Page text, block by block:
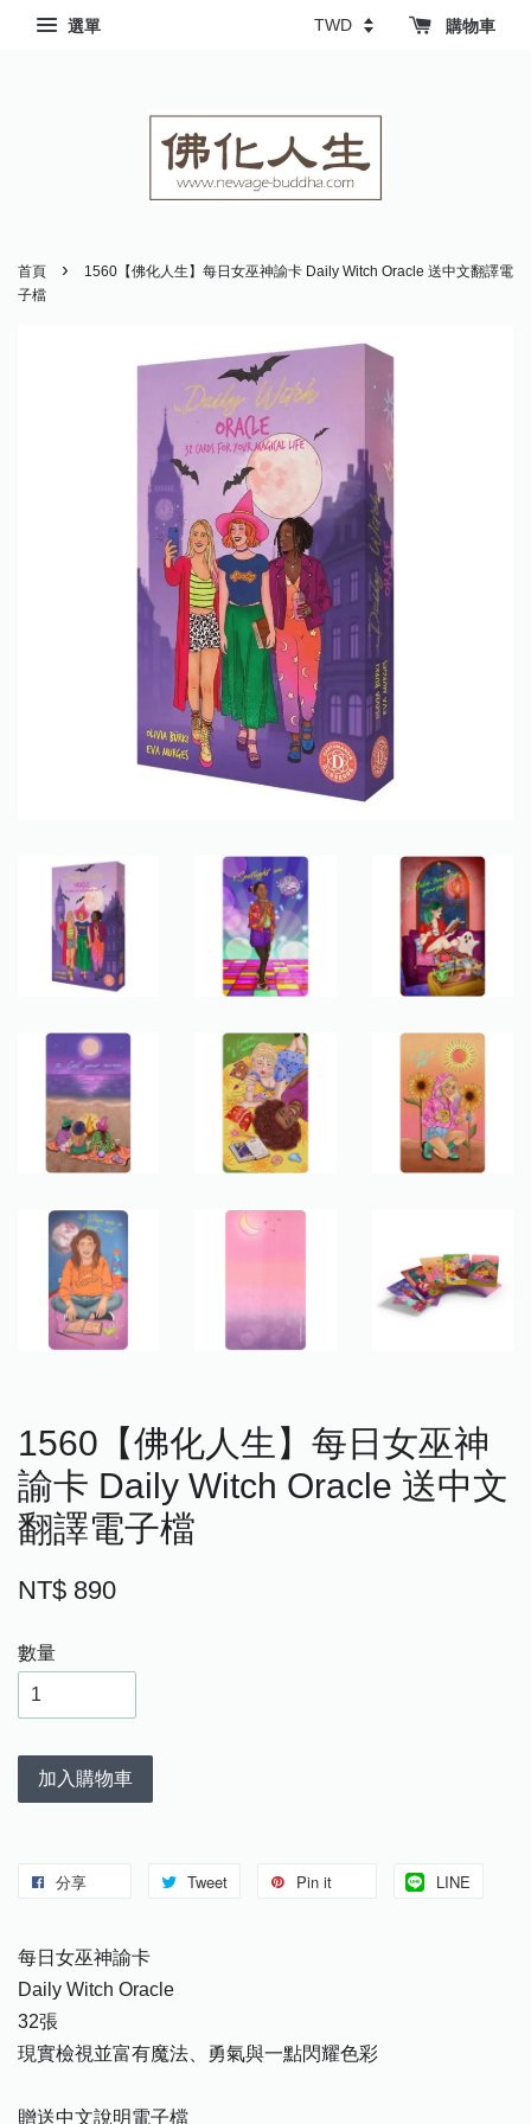
選單 購物車
首頁 ›
1560【佛化人生】每日女巫神諭卡 Daily Witch Oracle 送中文翻譯電
子檔
1560【佛化人生】每日女巫神
諭卡 Daily Witch Oracle 送中文
翻譯電子檔
NT$ 890
數量
加入購物車
分享 Tweet Pin it LINE
每日女巫神諭卡
Daily Witch Oracle
32張
現實檢視並富有魔法、勇氣與一點閃耀色彩
贈送中文說明電子檔